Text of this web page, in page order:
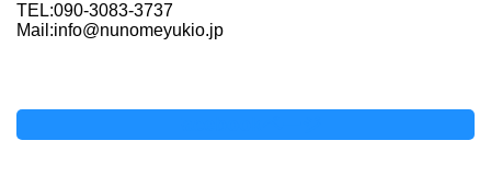
TEL:090-3083-3737
Mail:info@nunomeyukio.jp